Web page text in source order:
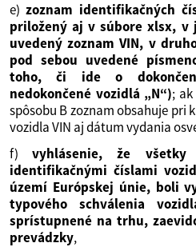
e) zoznam identifikačných
priložený aj v súbore xlsx, v
uvedený zoznam VIN, v
pod sebou uvedené
toho, či ide o
nedokončené vozidlá „N“);
spôsobu B zoznam obsahuje pri
vozidla VIN aj dátum vydania
f)vyhlásenie, že
identifikačnými číslami
území Európskej únie, boli
typového schválenia
sprístupnené na trhu,
prevádzky,